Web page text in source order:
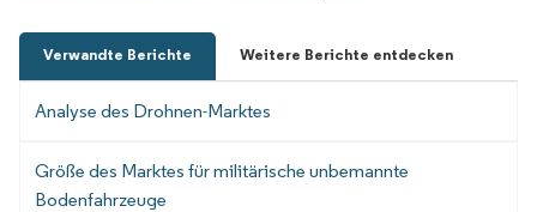
Verwandte Berichte Weitere Berichte entdecken
Analyse des Drohnen-Marktes
Größe des Marktes für militärische unbemannte
Bodenfahrzeuge